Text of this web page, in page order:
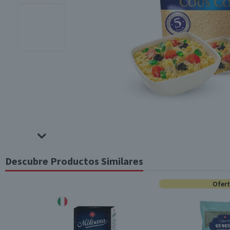
Descubre Productos Similares